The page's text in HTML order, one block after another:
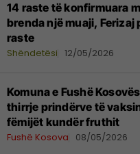
14 raste të konfirmuara
brenda një muaji, Ferizaj
raste
Shëndetësi 12/05/2026
Komuna e Fushë
thirrje prindërve të
fëmijët kundër fruthit
Fushë Kosova 08/05/2026